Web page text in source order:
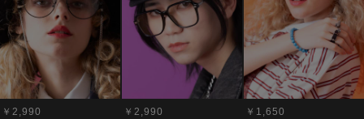
￥2,990 ￥2,990 ￥1,650